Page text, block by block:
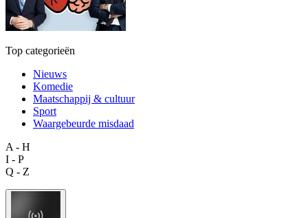
Top categorieën
Nieuws
Komedie
Maatschappij & cultuur
Sport
Waargebeurde misdaad
A - H
I - P
Q - Z